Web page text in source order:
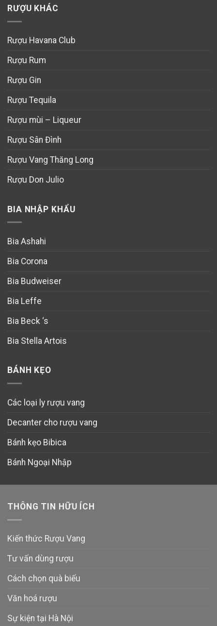
RƯỢU KHÁC
Rượu Havana Club
Rượu Rum
Rượu Gin
Rượu Tequila
Rượu mùi – Liqueur
Rượu Sân Đình
Rượu Vang Thăng Long
Rượu Don Julio
BIA NHẬP KHẨU
Bia Ashahi
Bia Corona
Bia Budweiser
Bia Leffe
Bia Beck ‘s
Bia Stella Artois
BÁNH KẸO
Các loại ly rượu vang
Decanter cho rượu vang
Bánh kẹo Bibica
Bánh Ngoại Nhập
THÔNG TIN HỮU ÍCH
Kiến thức Rượu Vang
Tư vấn dùng rượu
Cách chọn quà biếu
Văn hoá rượu
Sự kiện tại Hà Nội